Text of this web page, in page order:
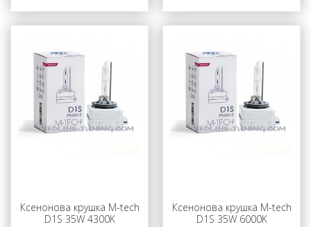
Ксенонова крушка M-tech
D1S 35W 4300K
Ксенонова крушка M-tech
D1S 35W 6000K